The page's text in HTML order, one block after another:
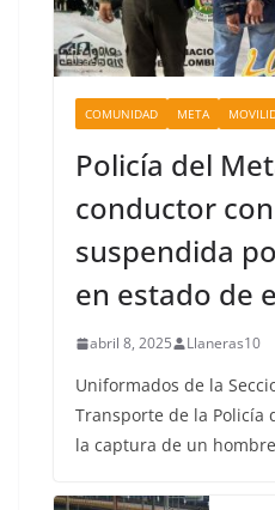
COMUNIDAD META
Policía del
conductor
suspendida
en estado de
abril 8, 2025 Llaneras10
Uniformados de la
Transporte de la Policía
la captura de un